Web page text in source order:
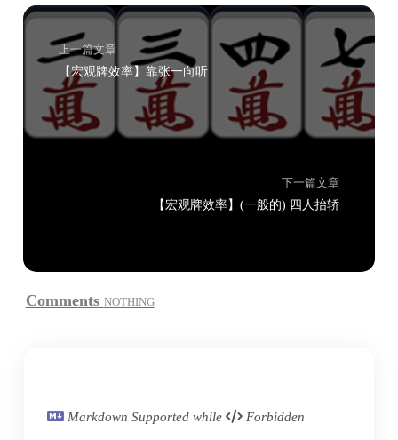
上一篇文章
【宏观牌效率】靠张一向听
下一篇文章
【宏观牌效率】(一般的) 四人抬轿
Comments NOTHING
Markdown Supported while Forbidden